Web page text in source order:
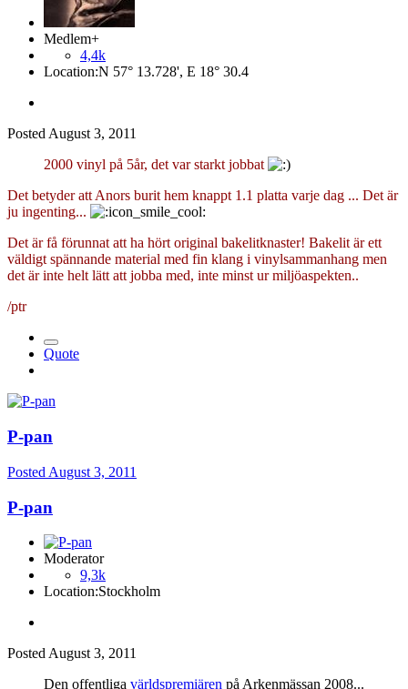
Medlem+
4,4k
Location:N 57° 13.728', E 18° 30.4
PostedAugust 3, 2011
2000 vinyl på 5år, det var starkt jobbat
Det betyder att Anors burit hem knappt 1.1 platta varje dag ... Det är
ju ingenting...
Det är få förunnat att ha hört original bakelitknaster! Bakelit är ett
väldigt spännande material med fin klang i vinylsammanhang men
det är inte helt lätt att jobba med, inte minst ur miljöaspekten..
/ptr
Quote
P-pan
Posted August 3, 2011
P-pan
Moderator
9,3k
Location:Stockholm
Posted August 3, 2011
Den offentliga världspremiären på Arkenmässan 2008...